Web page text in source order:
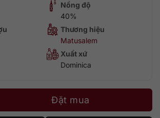
Nồng độ
40%
Thương hiệu
Matusalem
Xuất xứ
Dominica
Đặt mua